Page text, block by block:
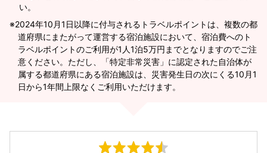
い。
2024年10月1日以降に付与されるトラベルポイントは、複数の都
道府県にまたがって運営する宿泊施設において、宿泊費へのト
ラベルポイントのご利用が1人1泊5万円までとなりますのでご注
意ください。ただし、「特定非常災害」に認定された自治体が
属する都道府県にある宿泊施設は、災害発生日の次にくる10月1
日から1年間上限なくご利用いただけます。